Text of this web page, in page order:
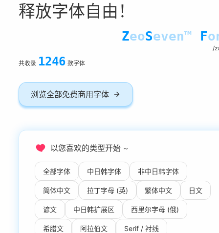
释放字体自由！
ZeoSeven™ F
/
共收录 1246 款字体
浏览全部免费商用字体
❤ 以您喜欢的类型开始 ~
全部字体 中日韩字体 非中日韩字体
简体中文 拉丁字母 (英) 繁体中文 日文
谚文 中日韩扩展区 西里尔字母 (俄)
希腊文 阿拉伯文 Serif / 衬线